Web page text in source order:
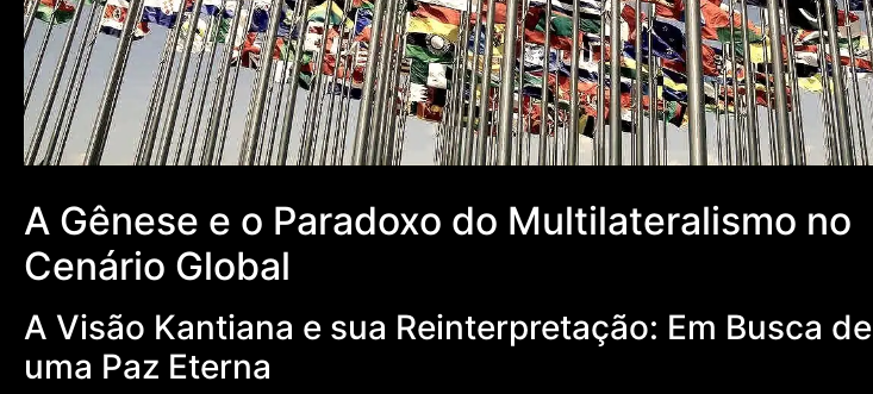
A Gênese e o Paradoxo do Multilateralismo no
Cenário Global
A Visão Kantiana e sua Reinterpretação: Em Busca de
uma Paz Eterna